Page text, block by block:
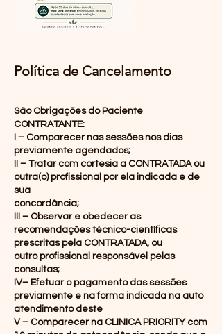
Política de Cancelamento
São Obrigações do Paciente
CONTRATANTE:
I – Comparecer nas sessões nos dias
previamente agendados;
II – Tratar com cortesia a CONTRATADA ou
outra(o) profissional por ela indicada e de
sua
concordância;
III – Observar e obedecer as
recomendações técnico-científicas
prescritas pela CONTRATADA, ou
outro profissional responsável pelas
consultas;
IV– Efetuar o pagamento das sessões
previamente e na forma indicada na auto
atendimento deste
V – Comparecer na CLINICA PRIORITY com